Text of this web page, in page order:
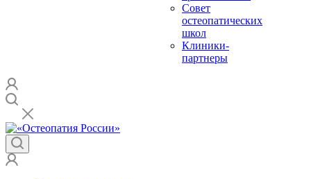
Совет
остеопатических
школ
Клиники-
партнеры